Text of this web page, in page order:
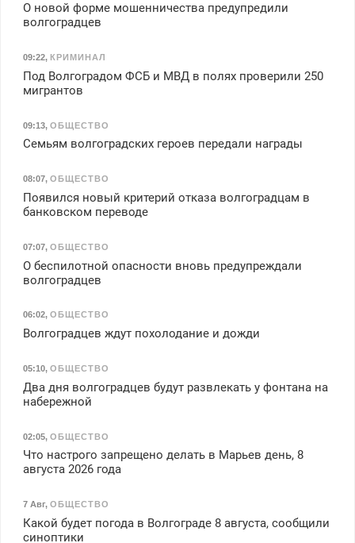
О новой форме мошенничества предупредили
волгоградцев
09:22, КРИМИНАЛ
Под Волгоградом ФСБ и МВД в полях проверили 250
мигрантов
09:13, ОБЩЕСТВО
Семьям волгоградских героев передали награды
08:07, ОБЩЕСТВО
Появился новый критерий отказа волгоградцам в
банковском переводе
07:07, ОБЩЕСТВО
О беспилотной опасности вновь предупреждали
волгоградцев
06:02, ОБЩЕСТВО
Волгоградцев ждут похолодание и дожди
05:10, ОБЩЕСТВО
Два дня волгоградцев будут развлекать у фонтана на
набережной
02:05, ОБЩЕСТВО
Что настрого запрещено делать в Марьев день, 8
августа 2026 года
7 Авг, ОБЩЕСТВО
Какой будет погода в Волгограде 8 августа, сообщили
синоптики